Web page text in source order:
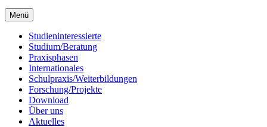
Menü
Studieninteressierte
Studium/Beratung
Praxisphasen
Internationales
Schulpraxis/Weiterbildungen
Forschung/Projekte
Download
Über uns
Aktuelles